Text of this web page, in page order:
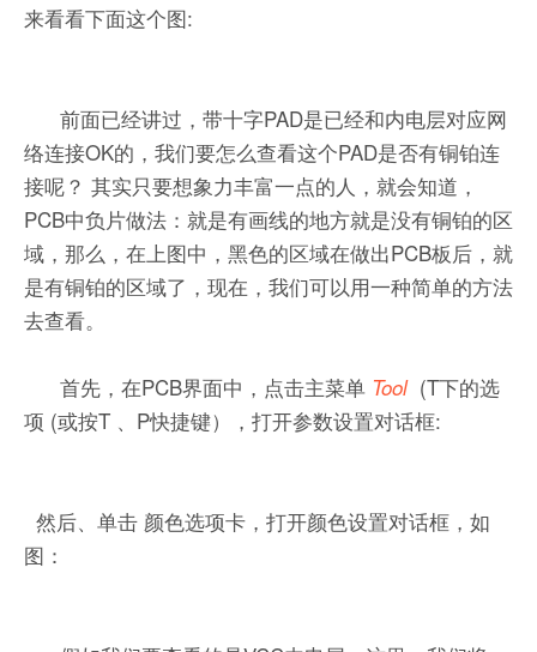
来看看下面这个图:
前面已经讲过，带十字PAD是已经和内电层对应网
络连接OK的，我们要怎么查看这个PAD是否有铜铂连
接呢？ 其实只要想象力丰富一点的人，就会知道，
PCB中负片做法：就是有画线的地方就是没有铜铂的区
域，那么，在上图中，黑色的区域在做出PCB板后，就
是有铜铂的区域了，现在，我们可以用一种简单的方法
去查看。
首先，在PCB界面中，点击主菜单 Tool (T下的选
项 (或按T 、P快捷键），打开参数设置对话框:
然后、单击 颜色选项卡，打开颜色设置对话框，如
图：